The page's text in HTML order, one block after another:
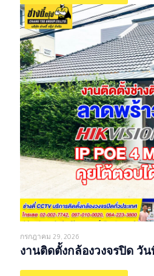
กรกฎาคม 29, 2026
งานติดตั้งกล้องวงจรปิด วัน